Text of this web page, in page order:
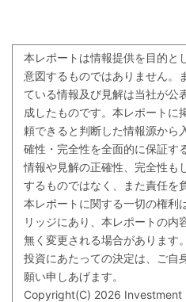
本レポートは情報提供を目的と
意図するものではありません。
ている情報及び見解は当社が公
成したものです。本レポートに
頼できると判断した情報源から
確性・完全性を全面的に保証す
情報や見解の正確性、完全性も
するものではなく、また責任を
本レポートに関する一切の権利
リッジにあり、本レポートの内
無く変更される場合があります。
投資にあたっての決定は、ご自
願い申しあげます。
Copyright(C) 2026 Investment